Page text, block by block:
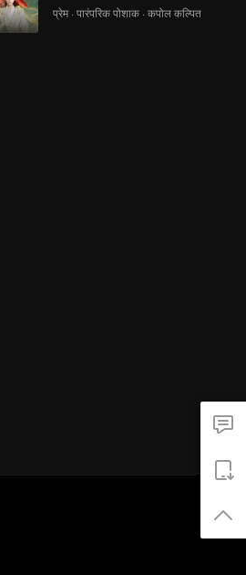
प्रेम · पारंपरिक पोशाक · कपोल कल्पित